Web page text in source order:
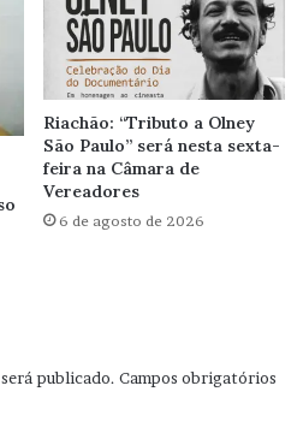
Riachão: “Tributo a Olney
São Paulo” será nesta sexta-
feira na Câmara de
Vereadores
6 de agosto de 2026
publicado. Campos obrigatórios